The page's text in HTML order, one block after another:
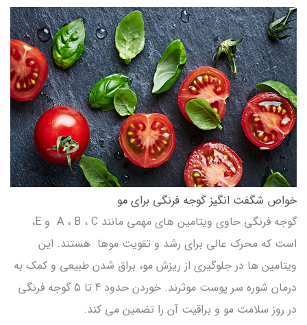
خواص شگفت انگیز گوجه فرنگی برای مو
گوجه فرنگی حاوی ویتامین های مهمی مانند A ، B ، C و E،
است که محرک عالی برای رشد و تقویت موها هستند. این
ویتامین ها در جلوگیری از ریزش مو، براق شدن طبیعی و کمک به
درمان شوره سر پوست موثرند. خوردن حدود 4 تا 5 گوجه فرنگی
در روز سلامت مو و براقیت آن را تضمین می کند.